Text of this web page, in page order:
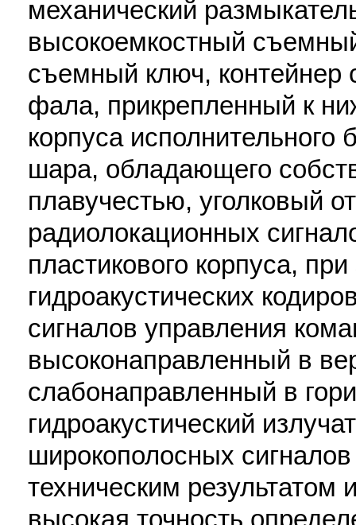
механический
высокоемкостный
съемный ключ,
фала, прикрепленный к
корпуса исполнительного
шара, обладающего
плавучестью, уголковый
радиолокационных
пластикового корпуса,
гидроакустических
сигналов управления
высоконаправленный в
слабонаправленный в
гидроакустический
широкополосных
техническим результатом
высокая точность